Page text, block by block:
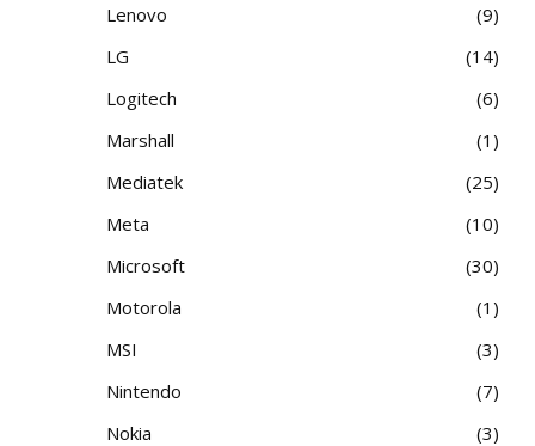
Lenovo
9
LG
14
Logitech
6
Marshall
1
Mediatek
25
Meta
10
Microsoft
30
Motorola
1
MSI
3
Nintendo
7
Nokia
3